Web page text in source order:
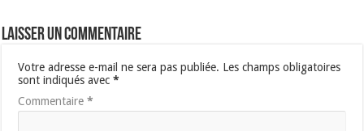
Laisser un commentaire
Votre adresse e-mail ne sera pas publiée. Les champs obligatoires
sont indiqués avec*
Commentaire*